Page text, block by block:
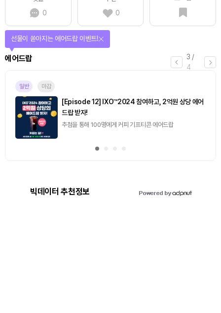
0
0
3 /
4
에어드랍
선물이 쏟아지는 에어드랍 이벤트!
일반 마감
[Episode 12] IXO™2024 참여하고, 2억원 상당 에어
드랍 받자!
추첨을 통해 100명에게 커피 기프티콘 에어드랍
빅데이터 추천정보